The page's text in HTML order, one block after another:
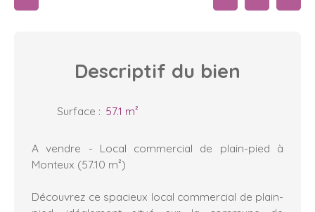
Descriptif du bien
Surface : 57.1 m²
A vendre - Local commercial de plain-pied à
Monteux (57.10 m²)
Découvrez ce spacieux local commercial de plain-